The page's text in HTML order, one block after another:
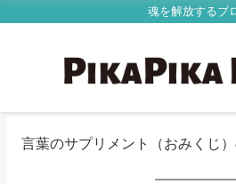
魂を解放するブ
言葉のサプリメント（おみくじ